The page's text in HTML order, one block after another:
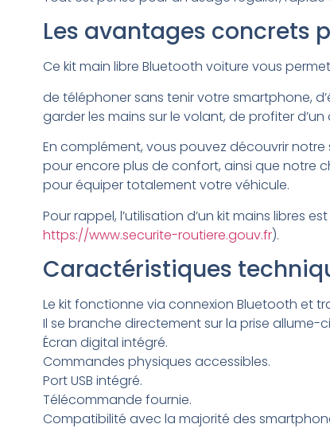
Les avantages concrets
Ce kit main libre Bluetooth voiture vous
de téléphoner sans tenir votre smartphone,
garder les mains sur le volant, de profiter
En complément, vous pouvez découvrir
pour encore plus de confort, ainsi que notre
pour équiper totalement votre véhicule.
Pour rappel, l’utilisation d’un kit mains libres
https://www.securite-routiere.gouv.fr).
Caractéristiques
Le kit fonctionne via connexion Bluetooth et
Il se branche directement sur la prise allume-
Écran digital intégré.
Commandes physiques accessibles.
Port USB intégré.
Télécommande fournie.
Compatibilité avec la majorité des